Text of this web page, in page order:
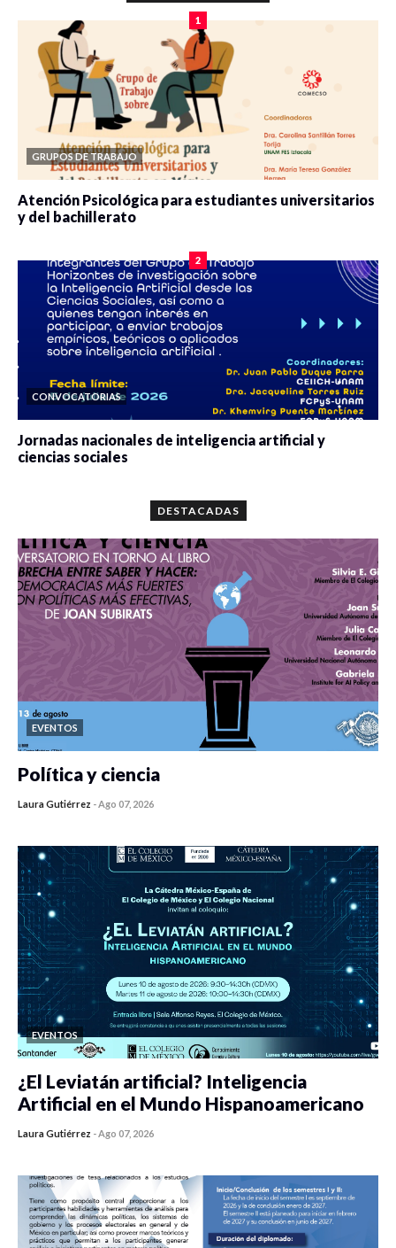
1
GRUPOS DE TRABAJO
Atención Psicológica para estudiantes universitarios
y del bachillerato
2
CONVOCATORIAS
Jornadas nacionales de inteligencia artificial y
ciencias sociales
DESTACADAS
EVENTOS
Política y ciencia
Laura Gutiérrez -Ago 07, 2026
EVENTOS
¿El Leviatán artificial? Inteligencia
Artificial en el Mundo Hispanoamericano
Laura Gutiérrez -Ago 07, 2026